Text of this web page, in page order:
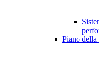
Piano della